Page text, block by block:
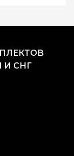
И СНГ